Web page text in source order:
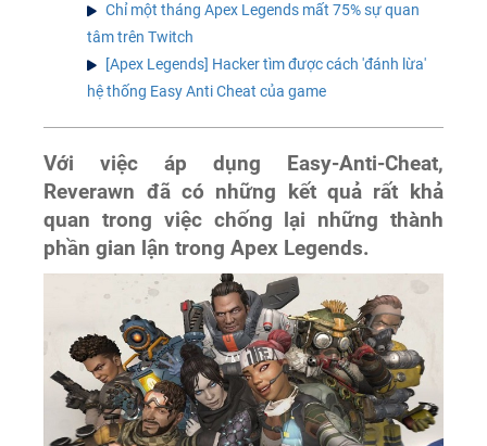
Chỉ một tháng Apex Legends mất 75% sự quan
tâm trên Twitch
[Apex Legends] Hacker tìm được cách 'đánh lừa'
hệ thống Easy Anti Cheat của game
Với việc áp dụng Easy-Anti-Cheat,
Reverawn đã có những kết quả rất khả
quan trong việc chống lại những thành
phần gian lận trong Apex Legends.